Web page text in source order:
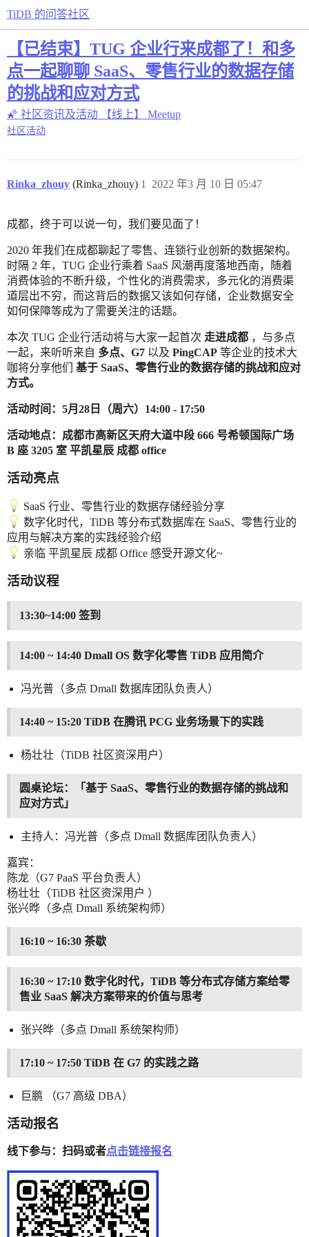
TiDB 的问答社区
【已结束】TUG 企业行来成都了！和多
点一起聊聊 SaaS、零售行业的数据存储
的挑战和应对方式
🌠 社区资讯及活动 【线上】 Meetup
社区活动
Rinka_zhouy (Rinka_zhouy) 2022 年3 月 10 日 05:47
1
成都，终于可以说一句，我们要见面了！
2020 年我们在成都聊起了零售、连锁行业创新的数据架构。
时隔 2 年，TUG 企业行乘着 SaaS 风潮再度落地西南，随着
消费体验的不断升级，个性化的消费需求，多元化的消费渠
道层出不穷，而这背后的数据又该如何存储，企业数据安全
如何保障等成为了需要关注的话题。
本次 TUG 企业行活动将与大家一起首次 走进成都 ，与多点
一起，来听听来自 多点、G7 以及 PingCAP 等企业的技术大
咖将分享他们 基于 SaaS、零售行业的数据存储的挑战和应对
方式。
活动时间：5月28日（周六）14:00 - 17:50
活动地点：成都市高新区天府大道中段 666 号希顿国际广场
B 座 3205 室 平凯星辰 成都 office
活动亮点
SaaS 行业、零售行业的数据存储经验分享
数字化时代，TiDB 等分布式数据库在 SaaS、零售行业的
应用与解决方案的实践经验介绍
亲临 平凯星辰 成都 Office 感受开源文化~
活动议程
13:30~14:00 签到
14:00 ~ 14:40 Dmall OS 数字化零售 TiDB 应用简介
冯光普（多点 Dmall 数据库团队负责人）
14:40 ~ 15:20 TiDB 在腾讯 PCG 业务场景下的实践
杨壮壮（TiDB 社区资深用户）
圆桌论坛：「基于 SaaS、零售行业的数据存储的挑战和
应对方式」
主持人：冯光普（多点 Dmall 数据库团队负责人）
嘉宾：
陈龙（G7 PaaS 平台负责人）
杨壮壮（TiDB 社区资深用户 ）
张兴晔（多点 Dmall 系统架构师）
16:10 ~ 16:30 茶歇
16:30 ~ 17:10 数字化时代，TiDB 等分布式存储方案给零
售业 SaaS 解决方案带来的价值与思考
张兴晔（多点 Dmall 系统架构师）
17:10 ~ 17:50 TiDB 在 G7 的实践之路
巨鹏 （G7 高级 DBA）
活动报名
线下参与：扫码或者点击链接报名